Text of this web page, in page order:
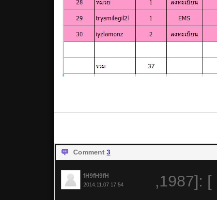
Comment 3
fH9fH9fH
2014.11.07 17:54 ,1987]: